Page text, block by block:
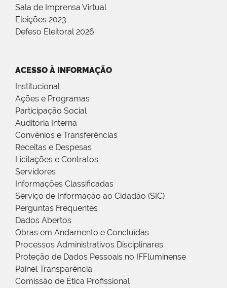
Sala de Imprensa Virtual
Eleições 2023
Defeso Eleitoral 2026
ACESSO À INFORMAÇÃO
Institucional
Ações e Programas
Participação Social
Auditoria Interna
Convênios e Transferências
Receitas e Despesas
Licitações e Contratos
Servidores
Informações Classificadas
Serviço de Informação ao Cidadão (SIC)
Perguntas Frequentes
Dados Abertos
Obras em Andamento e Concluídas
Processos Administrativos Disciplinares
Proteção de Dados Pessoais no IFFluminense
Painel Transparência
Comissão de Ética Profissional